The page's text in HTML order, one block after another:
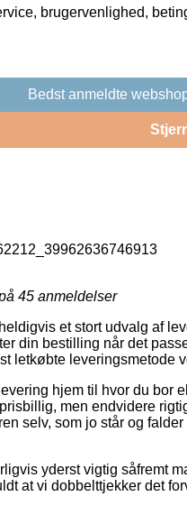
brugervenlighed,
Bedst anmeldte
45 anmeldelser
et stort udvalg af
din bestilling når det
letkøbte leveringsmetode
hjem til hvor du bor
men endvidere
selv, som jo står og
yderst vigtig såfremt
at vi dobbelttjekker det